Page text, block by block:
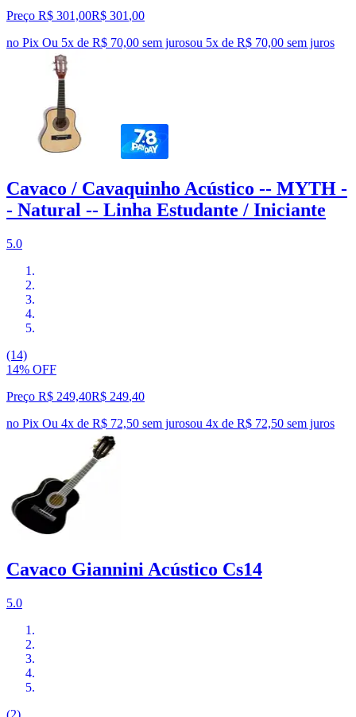
Preço R$ 301,00R$ 301 ,00
no Pix Ou 5x de R$ 70,00 sem jurosou 5x de R$ 70,00 sem juros
Cavaco / Cavaquinho Acústico -- MYTH -
- Natural -- Linha Estudante / Iniciante
5.0
(14)
14% OFF
Preço R$ 249,40R$ 249,40
no Pix Ou 4x de R$ 72,50 sem jurosou 4x de R$ 72,50 sem juros
Cavaco Giannini Acústico Cs14
5.0
(2)